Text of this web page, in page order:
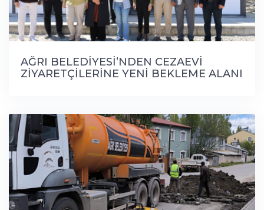
AĞRI BELEDİYESİ’NDEN CEZAEVİ
ZİYARETÇİLERİNE YENİ BEKLEME ALANI